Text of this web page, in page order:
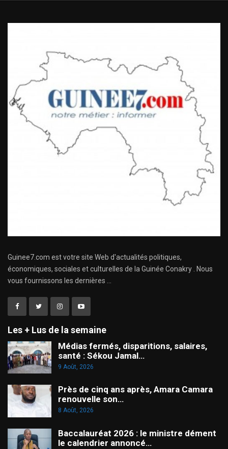
Guinee7.com est votre site Web d'actualités politiques,
économiques, sociales et culturelles de la Guinée Conakry . Nous
vous fournissons les dernières ...
Les + Lus de la semaine
Médias fermés, disparitions, salaires,
santé : Sékou Jamal…
9 Août, 2026
Près de cinq ans après, Amara Camara
renouvelle son…
8 Août, 2026
Baccalauréat 2026 : le ministre dément
le calendrier annoncé…